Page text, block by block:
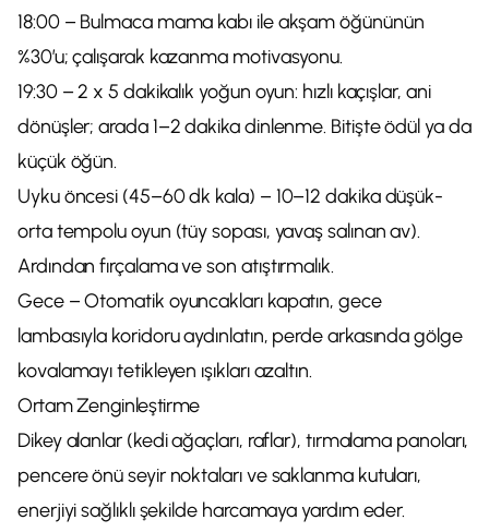
18:00 – Bulmaca mama kabı ile akşam öğününün
%30’u; çalışarak kazanma motivasyonu.
19:30 – 2 x 5 dakikalık yoğun oyun: hızlı kaçışlar, ani
dönüşler; arada 1–2 dakika dinlenme. Bitişte ödül ya da
küçük öğün.
Uyku öncesi (45–60 dk kala) – 10–12 dakika düşük-
orta tempolu oyun (tüy sopası, yavaş salınan av).
Ardından fırçalama ve son atıştırmalık.
Gece – Otomatik oyuncakları kapatın, gece
lambasıyla koridoru aydınlatın, perde arkasında gölge
kovalamayı tetikleyen ışıkları azaltın.
Ortam Zenginleştirme
Dikey alanlar (kedi ağaçları, raflar), tırmalama panoları,
pencere önü seyir noktaları ve saklanma kutuları,
enerjiyi sağlıklı şekilde harcamaya yardım eder.